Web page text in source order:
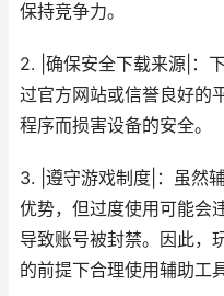
保持竞争力。
2. |确保安全下载来源|：
过官方网站或信誉良好的
程序而损害设备的安全。
3. |遵守游戏制度|：虽然
优势，但过度使用可能会
导致账号被封禁。因此，
的前提下合理使用辅助工具